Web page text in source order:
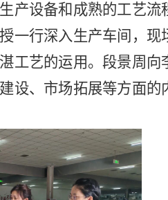
产设备和成熟的工艺
一行深入生产车间，现
工艺的运用。段景周
设、市场拓展等方面